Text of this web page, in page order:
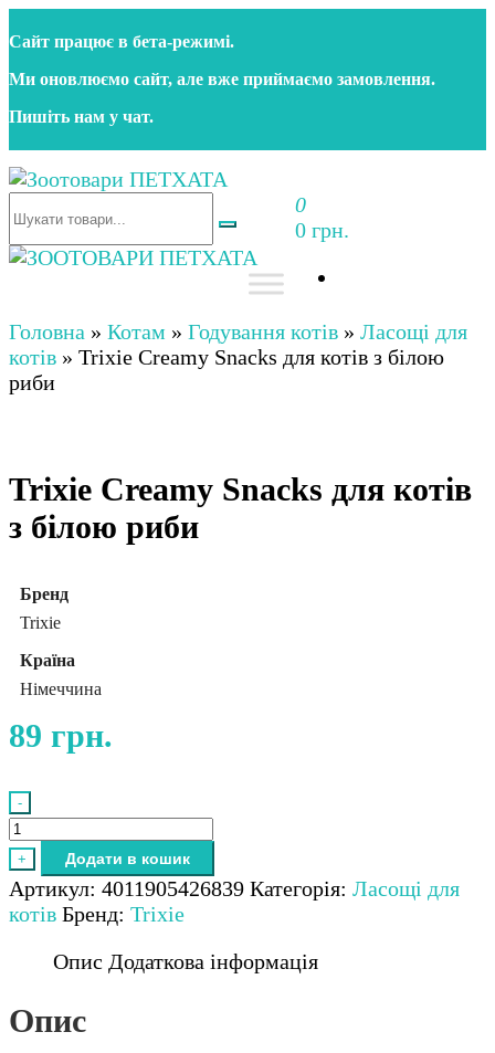
до
контенту
Сайт працює в бета‑режимі.
Ми оновлюємо сайт, але вже приймаємо замовлення.
Пишіть нам у чат.
Зоотовари ПЕТХАТА
Зоомагазин для собак та котів | Корм, іграшки,
аксесуари та догляд за тваринами. Доставка по
0
0 грн.
аксесуари та догляд за тваринами. Доставка по
Україні
Головна » Котам » Годування котів » Ласощі для
котів » Trixie Creamy Snacks для котів з білою
риби
Trixie Creamy Snacks для котів
з білою риби
Бренд
Trixie
Країна
Німеччина
89 грн.
-
Trixie
Creamy
Snacks
для
котів
кількість
+ Додати в кошик
Артикул: 4011905426839 Категорія: Ласощі для
котів Бренд: Trixie
Опис Додаткова інформація
Опис